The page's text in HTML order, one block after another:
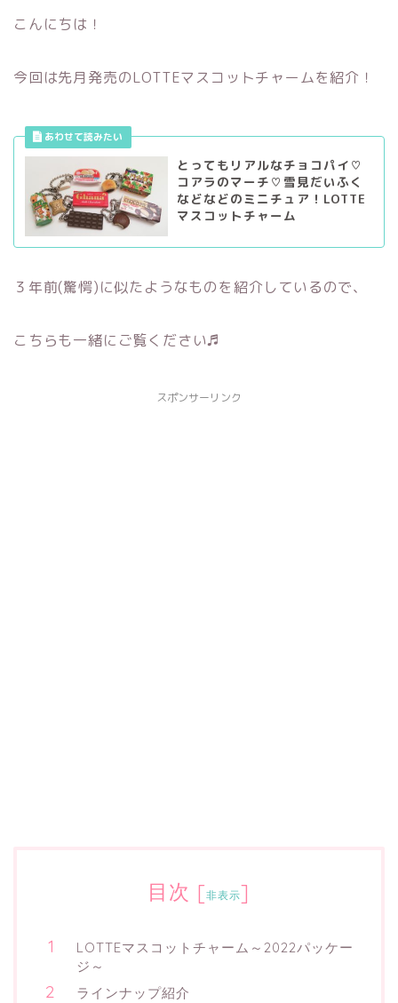
こんにちは！
今回は先月発売のLOTTEマスコットチャームを紹介！
とってもリアルなチョコパイ♡
コアラのマーチ♡雪見だいふく
などなどのミニチュア！LOTTE
マスコットチャーム
３年前(驚愕)に似たようなものを紹介しているので、
こちらも一緒にご覧ください♬
スポンサーリンク
目次 [非表示]
LOTTEマスコットチャーム～2022パッケー
ジ～
ラインナップ紹介